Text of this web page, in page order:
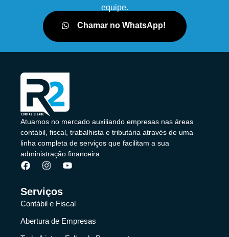
equipe.
Chamar no WhatsApp!
Atuamos no mercado auxiliando empresas nas áreas
contábil, fiscal, trabalhista e tributária através de uma
linha completa de serviços que facilitam a sua
administração financeira.
Serviços
Contábil e Fiscal
Abertura de Empresas